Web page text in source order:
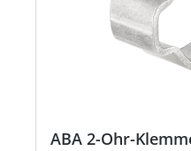
ABA 2-Ohr-